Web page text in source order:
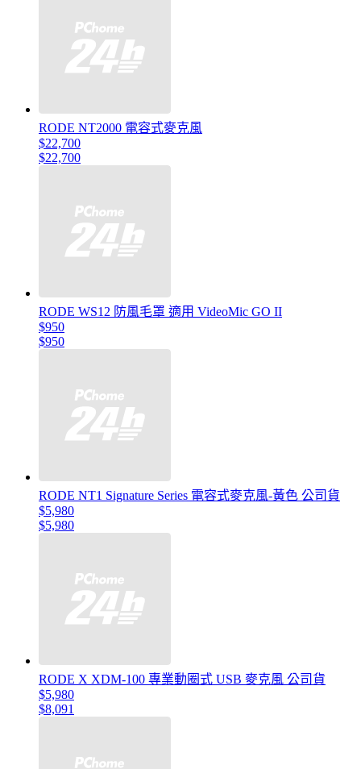
RODE NT2000 電容式麥克風
$22,700
$22,700
RODE WS12 防風毛罩 適用 VideoMic GO II
$950
$950
RODE NT1 Signature Series 電容式麥克風-黃色 公司貨
$5,980
$5,980
RODE X XDM-100 專業動圈式 USB 麥克風 公司貨
$5,980
$8,091